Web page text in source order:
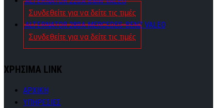
Συνδεθείτε για να δείτε τις τιμές
ALTERNATOR 280A MERCEDES-BENZ VALEO
Συνδεθείτε για να δείτε τις τιμές
ΧΡΗΣΙΜΑ LINK
ΑΡΧΙΚΗ
ΥΠΗΡΕΣΙΕΣ